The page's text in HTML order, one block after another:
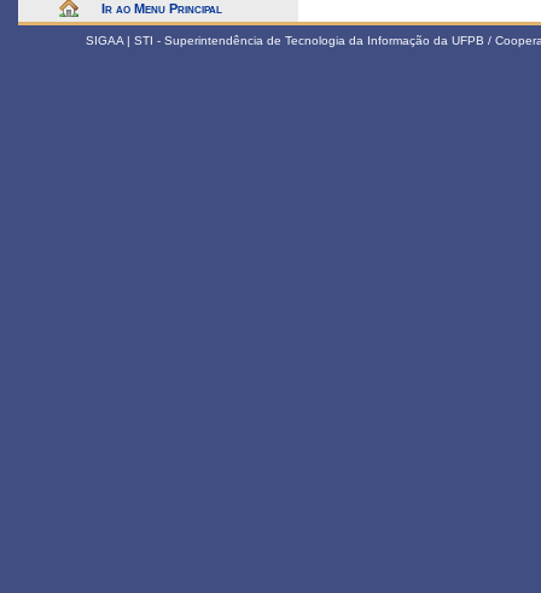
Ir ao Menu Principal
SIGAA | STI - Superintendência de Tecnologia da Informação da UFPB /